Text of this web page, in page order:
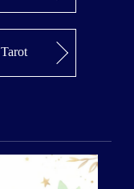
Tarot